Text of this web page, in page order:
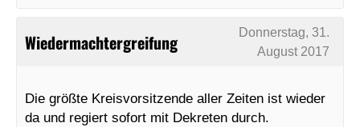
Wiedermachtergreifung
Donnerstag, 31.
August 2017
Die größte Kreisvorsitzende aller Zeiten ist wieder
da und regiert sofort mit Dekreten durch.